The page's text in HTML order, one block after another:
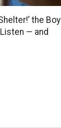
the Boy
— and